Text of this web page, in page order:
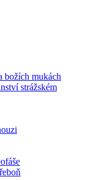
božích mukách
strážském